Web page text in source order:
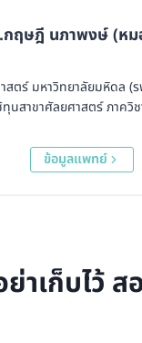
ฤษฎี นภาพงษ์ (ห
สตร์ มหาวิทยาลัยมหิดล (
นสาขาศัลยศาสตร์ ภาควิ
ข้อมูลแพทย์
าเก็บไว้ ส